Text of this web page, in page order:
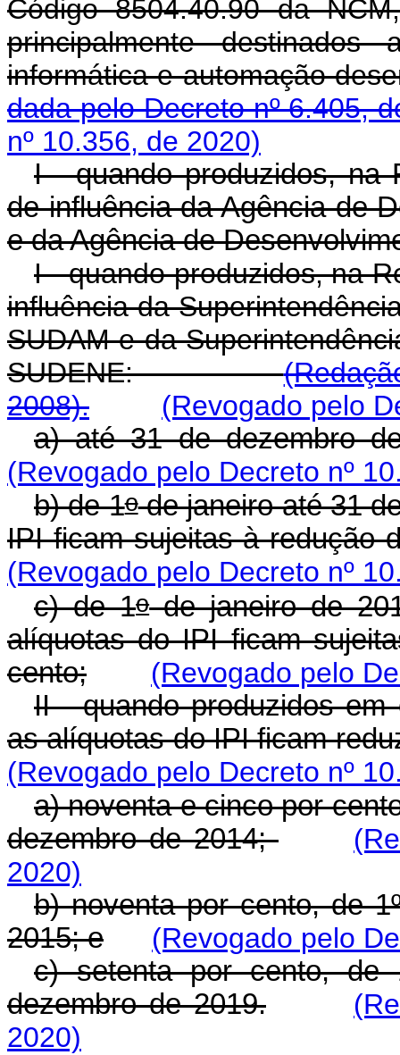
Código 8504.40.90 da
principalmente
informática e automação
dada pelo Decreto nº 6.405,
nº 10.356, de 2020)
I - quando produzidos, na
de influência da Agência de
e da Agência de
I - quando produzidos, na
influência da
SUDAM e da
SUDENE:
2008).
(Revogado pelo
a) até 31 de dezembro
(Revogado pelo Decreto nº
b) de 1ode janeiro até 31
IPI ficam sujeitas à redução
(Revogado pelo Decreto nº
c) de 1ode janeiro de
alíquotas do IPI ficam
cento;
(Revogado pelo
II - quando produzidos em
as alíquotas do IPI ficam
(Revogado pelo Decreto nº
a) noventa e cinco por
dezembro de 2014;
2020)
b) noventa por cento, de
2015; e
(Revogado pelo
c) setenta por cento,
dezembro de 2019.
2020)